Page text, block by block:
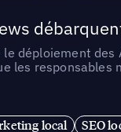
le déploiement
les
local SEO